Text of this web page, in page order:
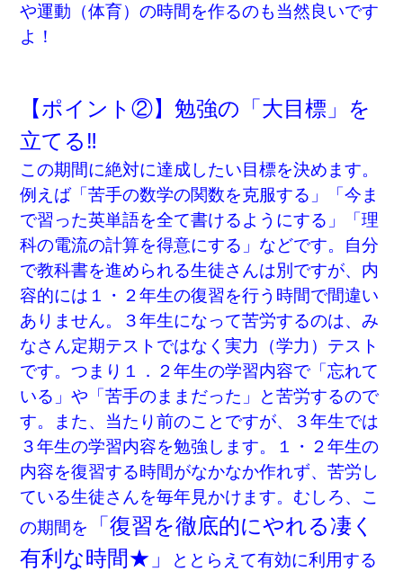
や運動（体育）の時間を作るのも当然良いです
よ！
【ポイント②】勉強の「大目標」を
立てる‼
この期間に絶対に達成したい目標を決めます。
例えば「苦手の数学の関数を克服する」「今ま
で習った英単語を全て書けるようにする」「理
科の電流の計算を得意にする」などです。自分
で教科書を進められる生徒さんは別ですが、内
容的には１・２年生の復習を行う時間で間違い
ありません。３年生になって苦労するのは、み
なさん定期テストではなく実力（学力）テスト
です。つまり１．２年生の学習内容で「忘れて
いる」や「苦手のままだった」と苦労するので
す。また、当たり前のことですが、３年生では
３年生の学習内容を勉強します。１・２年生の
内容を復習する時間がなかなか作れず、苦労し
ている生徒さんを毎年見かけます。むしろ、こ
の期間を
「復習を徹底的にやれる凄く
有利な時間★」
ととらえて有効に利用する